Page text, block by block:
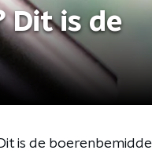
Dit is de
is de